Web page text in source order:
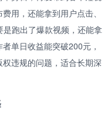
用，还能拿到用户点击、
跑出了爆款视频，还能拿
单日收益能突破200元，
违规的问题，适合长期深